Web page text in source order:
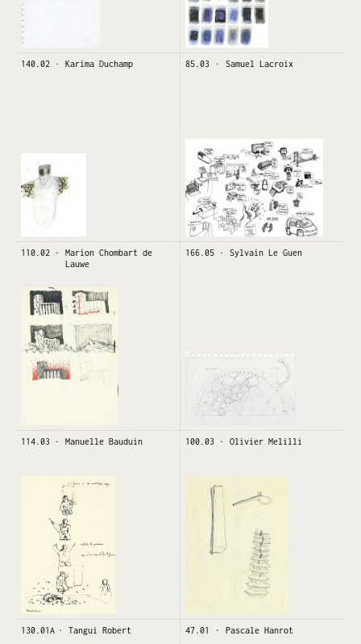
140.02 Karima Duchamp 85.03 Samuel Lacroix
110.02
Marion Chombart de
Lauwe
166.05 Sylvain Le Guen
114.03 Manuelle Bauduin 100.03 Olivier Melilli
130.01A Tangui Robert 47.01 Pascale Hanrot